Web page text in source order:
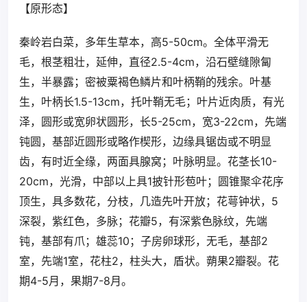
【原形态】
秦岭岩白菜，多年生草本，高5-50cm。全体平滑无
毛，根茎粗壮，延伸，直径2.5-4cm，沿石壁缝隙匐
生，半暴露；密被粟褐色鳞片和叶柄鞘的残余。叶基
生，叶柄长1.5-13cm，托叶鞘无毛；叶片近肉质，有光
泽，圆形或宽卵状圆形，长5-25cm，宽3-22cm，先端
钝圆，基部近圆形或略作楔形，边缘具锯齿或不明显
齿，有时近全缘，两面具腺窝；叶脉明显。花茎长10-
20cm，光滑，中部以上具1披针形苞叶；圆锥聚伞花序
顶生，具多数花，分枝，几造先叶开放；花萼钟状，5
深裂，紫红色，多脉；花瓣5，有深紫色脉纹，先端
钝，基部有爪；雄蕊10；子房卵球形，无毛，基部2
室，先端1室，花柱2，柱头大，盾状。蒴果2瓣裂。花
期4-5月，果期7-8月。